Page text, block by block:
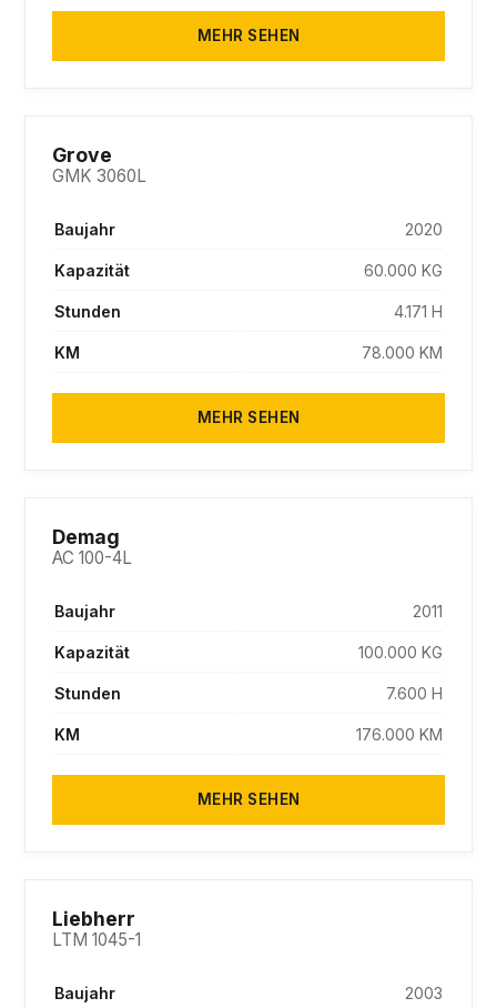
MEHR SEHEN
Grove
GMK 3060L
Baujahr 2020
Kapazität 60.000 KG
Stunden 4.171 H
KM 78.000 KM
MEHR SEHEN
Demag
AC 100-4L
Baujahr 2011
Kapazität 100.000 KG
Stunden 7.600 H
KM 176.000 KM
MEHR SEHEN
Liebherr
LTM 1045-1
Baujahr 2003